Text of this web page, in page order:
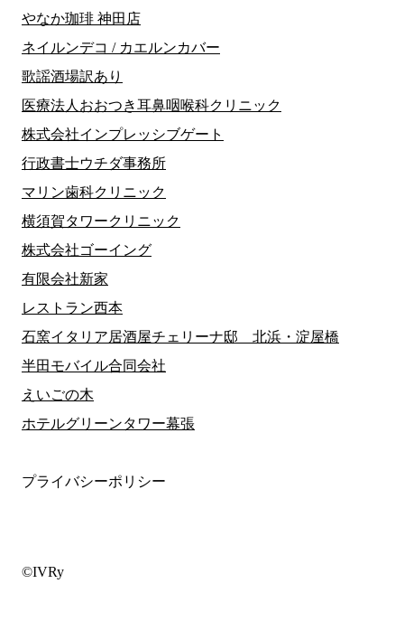
やなか珈琲 神田店
ネイルンデコ / カエルンカバー
歌謡酒場訳あり
医療法人おおつき耳鼻咽喉科クリニック
株式会社インプレッシブゲート
行政書士ウチダ事務所
マリン歯科クリニック
横須賀タワークリニック
株式会社ゴーイング
有限会社新家
レストラン西本
石窯イタリア居酒屋チェリーナ邸 北浜・淀屋橋
半田モバイル合同会社
えいごの木
ホテルグリーンタワー幕張
プライバシーポリシー
©IVRy